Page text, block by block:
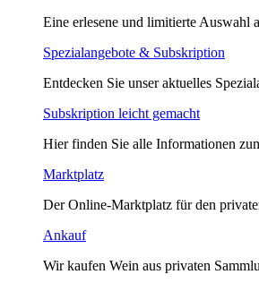
Eine erlesene und limitierte Auswahl
Spezialangebote & Subskription
Entdecken Sie unser aktuelles
Subskription leicht gemacht
Hier finden Sie alle Informationen
Marktplatz
Der Online-Marktplatz für den
Ankauf
Wir kaufen Wein aus privaten